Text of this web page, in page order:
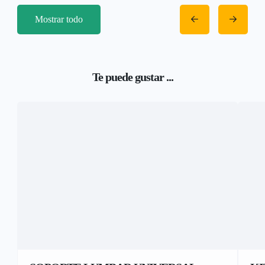
Mostrar todo
Te puede gustar ...